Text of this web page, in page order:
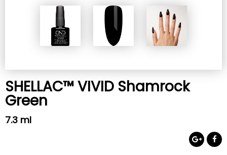
SHELLAC™ VIVID Shamrock
Green
7.3 ml